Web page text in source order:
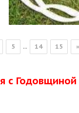
5 ... 14 15 »
с